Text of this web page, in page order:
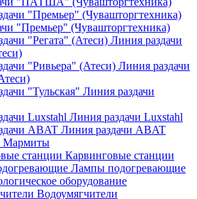
Диспенсеры
раздачи
"HOT-LINE"(Чувашторгтехника)
"АСТА" (Чувашторгтехника)
"ПАТША" (Чувашторгтехника)
"Премьер" (Чувашторгтехника)
Линия раздачи